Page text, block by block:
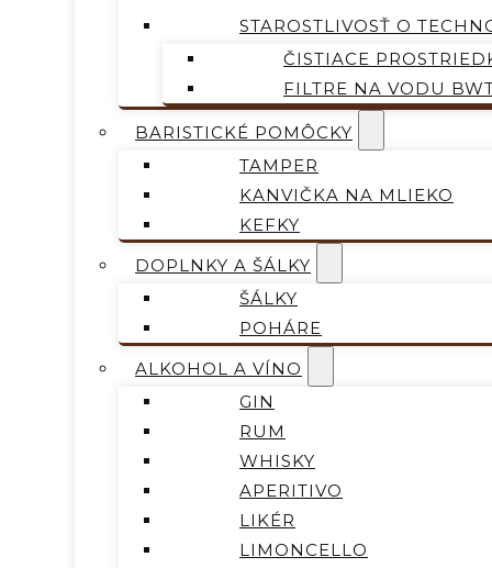
STAROSTLIVOSŤ O
ČISTIACE
FILTRE NA VODU
BARISTICKÉ POMÔCKY
TAMPER
KANVIČKA NA MLIEKO
KEFKY
DOPLNKY A ŠÁLKY
ŠÁLKY
POHÁRE
ALKOHOL A VÍNO
GIN
RUM
WHISKY
APERITIVO
LIKÉR
LIMONCELLO